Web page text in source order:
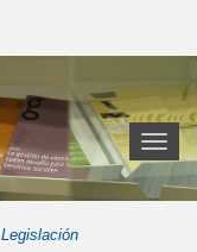
Toggle
Legislación